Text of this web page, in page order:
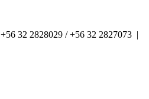
+56 32 2828029 / +56 32 2827073 |